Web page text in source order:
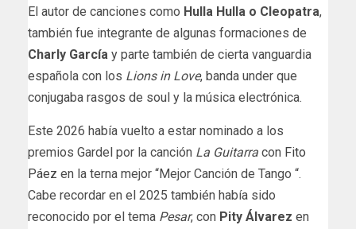
El autor de canciones como Hulla Hulla o Cleopatra,
también fue integrante de algunas formaciones de
Charly García y parte también de cierta vanguardia
española con los Lions in Love, banda under que
conjugaba rasgos de soul y la música electrónica.
Este 2026 había vuelto a estar nominado a los
premios Gardel por la canción La Guitarra con Fito
Páez en la terna mejor “Mejor Canción de Tango “.
Cabe recordar en el 2025 también había sido
reconocido por el tema Pesar, con Pity Álvarez en